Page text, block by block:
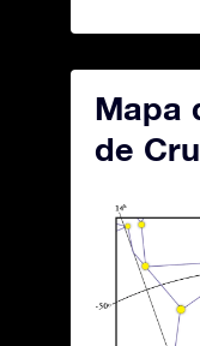
Mapa
de